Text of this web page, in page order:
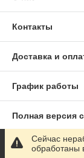
Контакты
Доставка и
График работы
Полная версия
Сайт создан на
Сейчас
обработаны